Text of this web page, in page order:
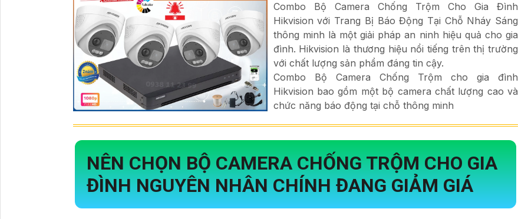
Combo Bộ Camera Chống Trộm Cho Gia Đình
Hikvision với Trang Bị Báo Động Tại Chỗ Nháy Sáng
thông minh là một giải pháp an ninh hiệu quả cho gia
đình. Hikvision là thương hiệu nổi tiếng trên thị trường
với chất lượng sản phẩm đáng tin cậy.
Combo Bộ Camera Chống Trộm cho gia đình
Hikvision bao gồm một bộ camera chất lượng cao và
chức năng báo động tại chỗ thông minh
NÊN CHỌNBỘ CAMERA CHỐNG TRỘM CHO GIA
ĐÌNHNGUYÊN NHÂN CHÍNH ĐANG GIẢM GIÁ